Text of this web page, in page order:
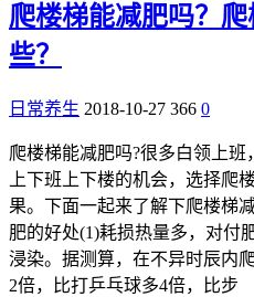
爬楼梯能减肥吗？
些？
日常养生 2018-10-27 366 0
爬楼梯能减肥吗?很多白领上
上下班上下楼的机会，选择爬
果。下面一起来了解下爬楼梯
肥的好处(1)耗损热量多，对付
浸染。据测算，在不异时辰内
2倍，比打乒乓球多4倍，比步